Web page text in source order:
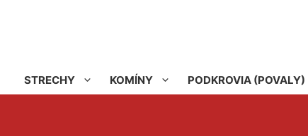
STRECHY KOMÍNY PODKROVIA (POVALY)